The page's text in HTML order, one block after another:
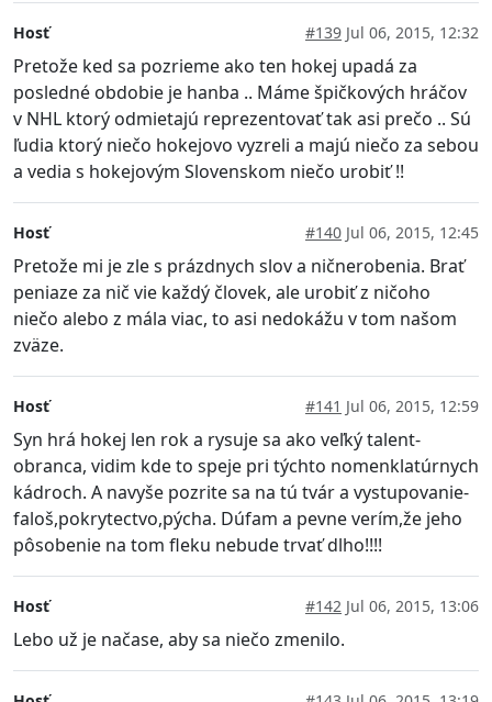
Hosť #139 Jul 06, 2015, 12:32
Pretože ked sa pozrieme ako ten hokej upadá za
posledné obdobie je hanba .. Máme špičkových hráčov
v NHL ktorý odmietajú reprezentovať tak asi prečo .. Sú
ľudia ktorý niečo hokejovo vyzreli a majú niečo za sebou
a vedia s hokejovým Slovenskom niečo urobiť !!
Hosť #140 Jul 06, 2015, 12:45
Pretože mi je zle s prázdnych slov a ničnerobenia. Brať
peniaze za nič vie každý človek, ale urobiť z ničoho
niečo alebo z mála viac, to asi nedokážu v tom našom
zväze.
Hosť #141 Jul 06, 2015, 12:59
Syn hrá hokej len rok a rysuje sa ako veľký talent-
obranca, vidim kde to speje pri týchto nomenklatúrnych
kádroch. A navyše pozrite sa na tú tvár a vystupovanie-
faloš,pokrytectvo,pýcha. Dúfam a pevne verím,že jeho
pôsobenie na tom fleku nebude trvať dlho!!!!
Hosť #142 Jul 06, 2015, 13:06
Lebo už je načase, aby sa niečo zmenilo.